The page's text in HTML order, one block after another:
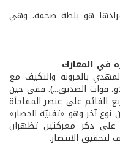
هو بلطة ضخمة. وهي
في المعارك
بالمرونة والتكيف مع
قوات الصديق...). ففي حين
القائم على عنصر المفاجأة
آخر وهو «تقنيّة الحصار»
ذكر معركتين تظهران
الانتصار.